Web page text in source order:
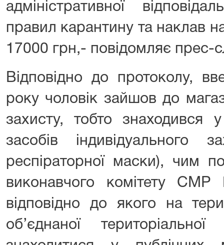
адміністративної
правил карантину та наклав
17000 грн,- повідомляє прес-
Відповідно до протоколу,
року чоловік зайшов до
захисту, тобто знаходився
засобів індивідуального
респіраторної маски), чим
виконавчого комітету
відповідно до якого на
об’єднаної